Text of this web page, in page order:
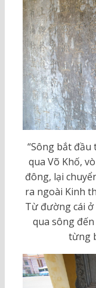
“Sông bắt
qua Võ Khố,
đông, lại
ra ngoài Kinh
Từ đường cái
qua sông
từng